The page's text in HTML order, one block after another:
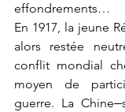
effondrements…
En 1917, la jeune
alors restée
conflit mondial
moyen de
guerre. La Chine